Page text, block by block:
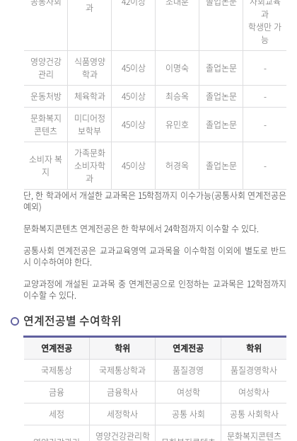
과
과
학생만 가
능
영양건강
관리
식품영양
학과
45이상 이명숙 졸업논문 -
운동처방 체육학과 45이상 최승옥 졸업논문
-
문화복지
콘텐츠
미디어정
보학부
45이상 유민호 졸업논문 -
소비자 복
지
가족문화
소비자학
과
45이상 허경옥 졸업논문 -
단, 한 학과에서 개설한 교과목은 15학점까지 이수가능(공통사회 연계전공은
예외)
문화복지콘텐츠 연계전공은 한 학부에서 24학점까지 이수할 수 있다.
공통사회 연계전공은 교과교육영역 교과목을 이수학점 이외에 별도로 반드
시 이수하여야 한다.
교양과정에 개설된 교과목 중 연계전공으로 인정하는 교과목은 12학점까지
이수할 수 있다.
연계전공별 수여학위
연계전공 학위 연계전공
학위
국제통상
국제통상학과 품질경영
품질경영학사
금융
금융학사 여성학
여성학사
세정
세정학사 공통 사회 공통 사회학사
영양건강관리학
문화복지콘텐츠